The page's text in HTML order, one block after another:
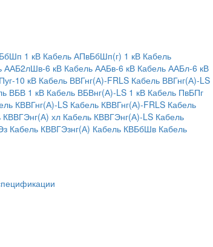
1 кВ Кабель АПвБбШп(г) 1 кВ Кабель
ААБ2лШв-6 кВ Кабель ААБв-6 кВ Кабель ААБл-6 кВ
10 кВ Кабель ВВГнг(А)-FRLS Кабель ВВГнг(А)-LS
ВБВ 1 кВ Кабель ВБВнг(А)-LS 1 кВ Кабель ПвБПг
КВВГнг(А)-LS Кабель КВВГнг(А)-FRLS Кабель
КВВГЭнг(А) хл Кабель КВВГЭнг(А)-LS Кабель
Кабель КВВГЭзнг(А) Кабель КВБбШв Кабель